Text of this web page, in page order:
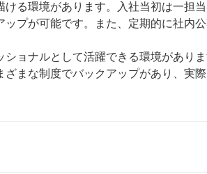
ける環境があります。入社当初は一担
プが可能です。また、定期的に社内
ョナルとして活躍できる環境があり
まな制度でバックアップがあり、実